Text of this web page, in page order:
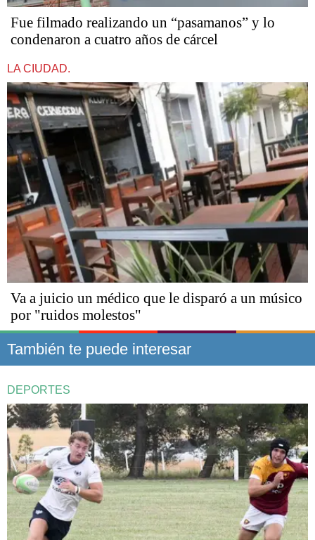
Fue filmado realizando un “pasamanos” y lo
condenaron a cuatro años de cárcel
LA CIUDAD.
Va a juicio un médico que le disparó a un músico
por "ruidos molestos"
También te puede interesar
DEPORTES